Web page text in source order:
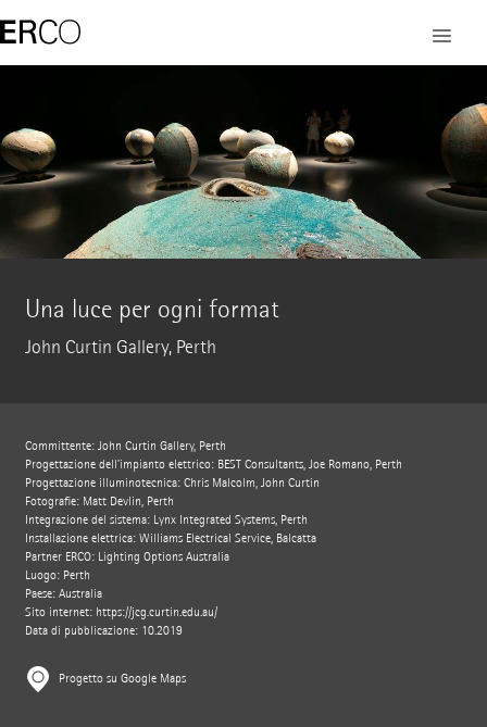
Una luce per ogni format
John Curtin Gallery, Perth
Committente: John Curtin Gallery, Perth
Progettazione dell’impianto elettrico: BEST Consultants, Joe Romano, Perth
Progettazione illuminotecnica: Chris Malcolm, John Curtin
Fotografie: Matt Devlin, Perth
Integrazione del sistema: Lynx Integrated Systems, Perth
Installazione elettrica: Williams Electrical Service, Balcatta
Partner ERCO: Lighting Options Australia
Luogo: Perth
Paese: Australia
Sito internet: https://jcg.curtin.edu.au/
Data di pubblicazione: 10.2019
Progetto su Google Maps